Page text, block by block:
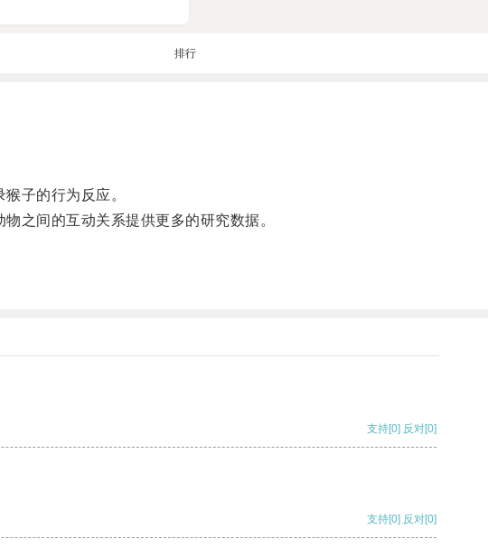
排行
子的行为反应。
之间的互动关系提供更多的研究数据。
支持[0] 反对[0]
支持[0] 反对[0]